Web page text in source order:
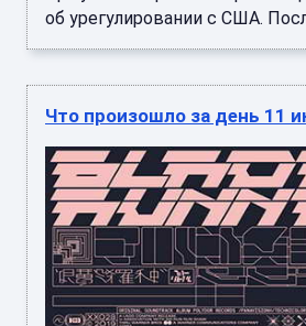
об урегулировании с США.
Что произошло за день 11